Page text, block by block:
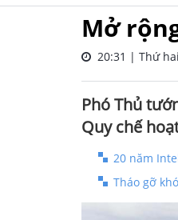
Mở
20:31 | Thứ
Phó Thủ
Quy chế
20 năm
Tháo gỡ